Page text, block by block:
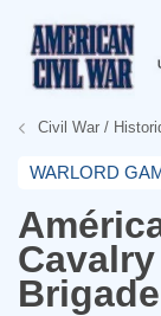
Civil War /
WARLORD
Brigade